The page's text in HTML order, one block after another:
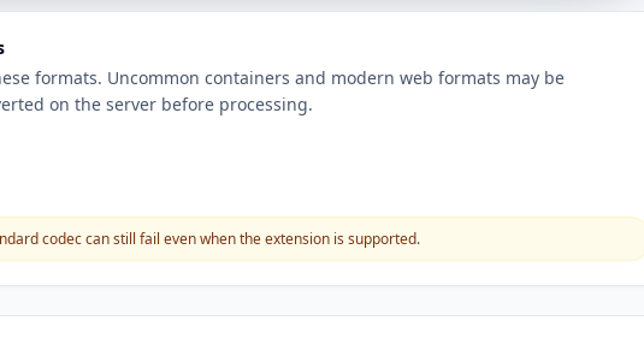
formats. Uncommon containers and modern web formats may be
on the server before processing.
codec can still fail even when the extension is supported.